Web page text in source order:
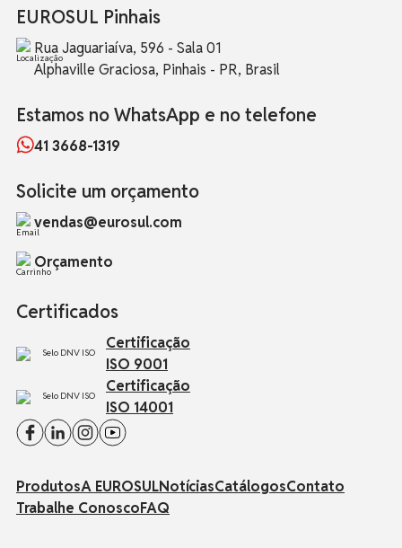
EUROSUL Pinhais
Rua Jaguariaíva, 596 - Sala 01
Alphaville Graciosa, Pinhais - PR, Brasil
Estamos no WhatsApp e no telefone
41 3668-1319
Solicite um orçamento
vendas@eurosul.com
Orçamento
Certificados
Certificação
ISO 9001
Certificação
ISO 14001
ProdutosA EUROSULNotíciasCatálogosContato
Trabalhe ConoscoFAQ